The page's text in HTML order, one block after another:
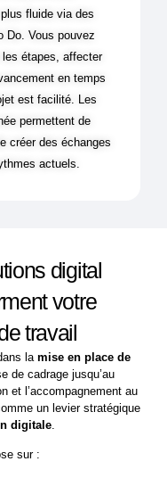
fluide via des
Do. Vous pouvez
étapes, affecter
en temps
est facilité. Les
permettent de
créer des échanges
actuels.
digital
votre
travail
la mise en place de
de cadrage jusqu’au
et l’accompagnement au
un levier stratégique
digitale
sur :